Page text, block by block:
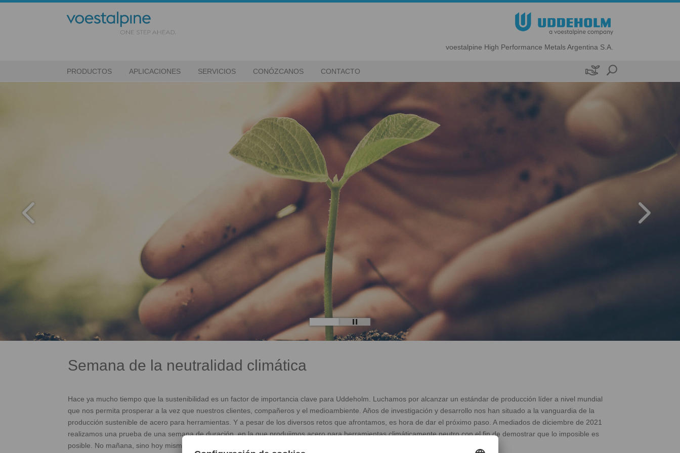
voestalpine High Performance Metals Argentina S.A.
PRODUCTOS APLICACIONES SERVICIOS CONÓZCANOS CONTACTO 
Semana de la neutralidad climática
Hace ya mucho tiempo que la sustenibilidad es un factor de importancia clave para Uddeholm. Luchamos por alcanzar un estándar de producción líder a nivel mundial
que nos permita prosperar a la vez que nuestros clientes, compañeros y el medioambiente. Años de investigación y desarrollo nos han situado a la vanguardia de la
producción sustenible de acero para herramientas. Y a pesar de los diversos retos que afrontamos, es hora de dar el próximo paso. A mediados de diciembre de 2021
realizamos una prueba de una semana de duración, en la que produjimos acero para herramientas climáticamente neutro con el fin de demostrar que lo imposible es
posible. No mañana, sino hoy mismo.